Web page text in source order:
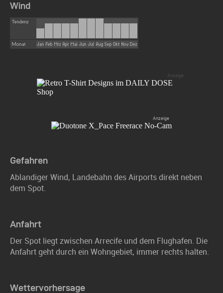
Wind
Gefahren
Ablandiger Wind, Landebahn des Airports direkt neben
dem Spot.
Anfahrt
Der Spot liegt zwischen Arrecife und dem Flughafen. Die
Anfahrt geht durch ein Wohngebiet, immer rechts halten.
Wettervorhersage